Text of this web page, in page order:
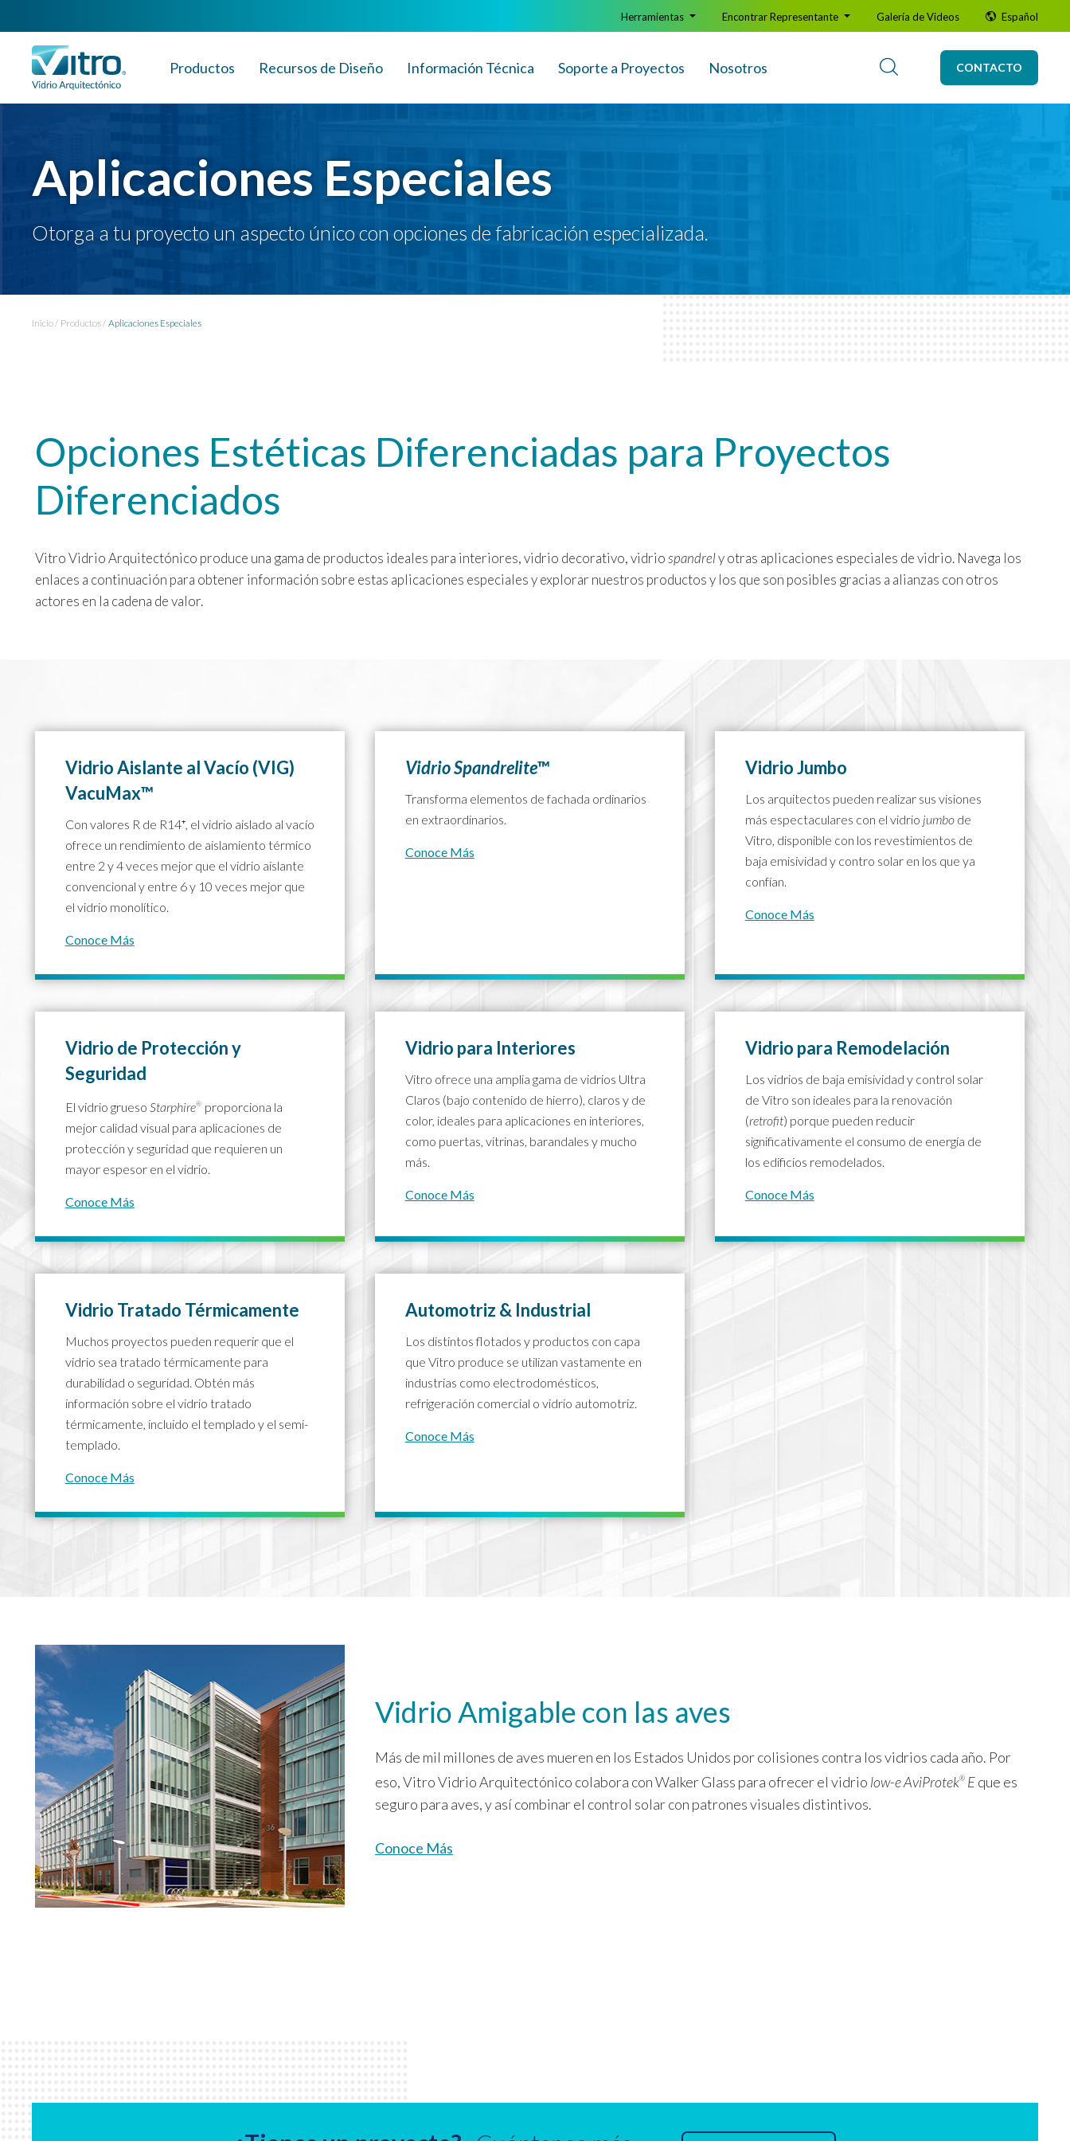
Productos Recursos de Diseño Información Técnica Soporte a Proyectos Nosotros CONTACTO
Herramientas Encontrar Representante Galería de Videos Español
Aplicaciones Especiales
Otorga a tu proyecto un aspecto único con opciones de fabricación especializada.
Inicio Productos Aplicaciones Especiales
Opciones Estéticas Diferenciadas para Proyectos
Diferenciados
Vitro Vidrio Arquitectónico produce una gama de productos ideales para interiores, vidrio decorativo, vidriospandrely otras aplicaciones especiales de vidrio. Navega los
enlaces a continuación para obtener información sobre estas aplicaciones especiales y explorar nuestros productos y los que son posibles gracias a alianzas con otros
actores en la cadena de valor.
Vidrio Aislante al Vacío (VIG)
VacuMax™
Con valores R de R14⁺, el vidrio aislado al vacío
ofrece un rendimiento de aislamiento térmico
entre 2 y 4 veces mejor que el vidrio aislante
convencional y entre 6 y 10 veces mejor que
el vidrio monolítico.
Conoce Más
Vidrio Spandrelite™
Transforma elementos de fachada ordinarios
en extraordinarios.
Conoce Más
Vidrio Jumbo
Los arquitectos pueden realizar sus visiones
más espectaculares con el vidrio jumbode
Vitro, disponible con los revestimientos de
baja emisividad y contro solar en los que ya
confían.
Conoce Más
Vidrio de Protección y
Seguridad
El vidrio grueso Starphire® proporciona la
mejor calidad visual para aplicaciones de
protección y seguridad que requieren un
mayor espesor en el vidrio.
Conoce Más
Vidrio para Interiores
Vitro ofrece una amplia gama de vidrios Ultra
Claros (bajo contenido de hierro), claros y de
color, ideales para aplicaciones en interiores,
como puertas, vitrinas, barandales y mucho
más.
Conoce Más
Vidrio para Remodelación
Los vidrios de baja emisividad y control solar
de Vitro son ideales para la renovación
(retrofit) porque pueden reducir
significativamente el consumo de energía de
los edificios remodelados.
Conoce Más
Vidrio Tratado Térmicamente
Muchos proyectos pueden requerir que el
vidrio sea tratado térmicamente para
durabilidad o seguridad. Obtén más
información sobre el vidrio tratado
térmicamente, incluido el templado y el semi-
templado.
Conoce Más
Automotriz & Industrial
Los distintos flotados y productos con capa
que Vitro produce se utilizan vastamente en
industrias como electrodomésticos,
refrigeración comercial o vidrio automotriz.
Conoce Más
Vidrio Amigable con las aves
Más de mil millones de aves mueren en los Estados Unidos por colisiones contra los vidrios cada año. Por
eso, Vitro Vidrio Arquitectónico colabora con Walker Glass para ofrecer el vidrio low-e AviProtek® Eque es
seguro para aves, y así combinar el control solar con patrones visuales distintivos.
Conoce Más